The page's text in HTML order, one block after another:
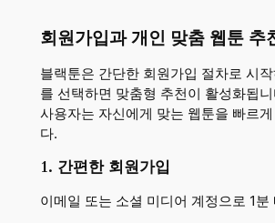
회원가입과 개인 맞춤 웹툰 추
블랙툰은 간단한 회원가입 절차로 시
를 선택하면 맞춤형 추천이 활성화됩
사용자는 자신에게 맞는 웹툰을 빠르
다.
1. 간편한 회원가입
이메일 또는 소셜 미디어 계정으로 1분